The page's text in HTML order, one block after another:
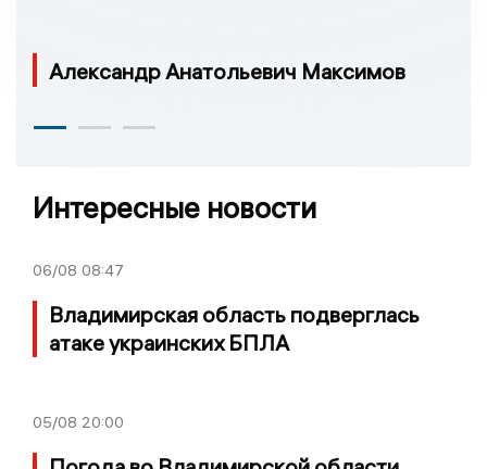
Александр Анатольевич Максимов
Интересные новости
06/08 08:47
Владимирская область подверглась
атаке украинских БПЛА
05/08 20:00